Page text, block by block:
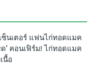
ซ็นเตอร์ แฟนไก่ทอดแมค
’ คอนเฟิร์ม! ไก่ทอดแมค
นื้อ